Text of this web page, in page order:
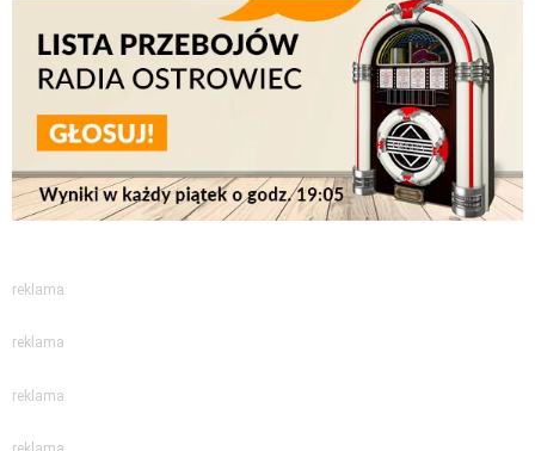
reklama
reklama
reklama